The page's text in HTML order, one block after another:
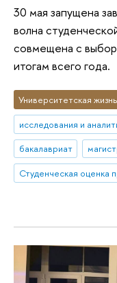
30 мая запущена
волна
совмещена с
итогам всего года.
Университетская жизнь
исследования и
бакалавриат
Студенческая оценка